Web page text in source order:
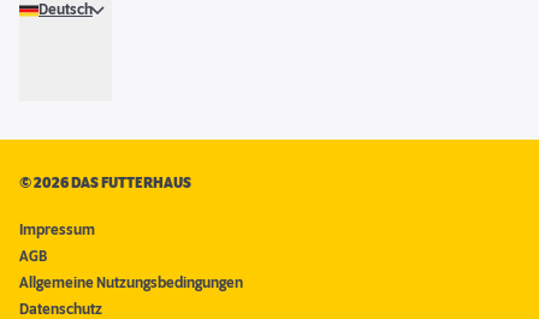
Deutsch
©2026 DAS FUTTERHAUS
Impressum
AGB
Allgemeine Nutzungsbedingungen
Datenschutz